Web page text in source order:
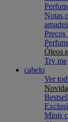
Notas
Preços
Óleos
Try me
cabelo
Ver
Minis